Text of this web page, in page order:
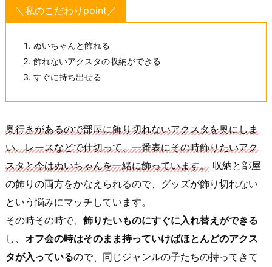
＼私のこだわりpoint／
ぬいちゃんと飾れる
飾れないアクスタの収納ができる
すぐに持ち出せる
奥行きがあるので部屋に飾り切れないアクスタを奥にしま
い、レースなどで仕切って、一番表にその時飾りたいアク
スタと今はぬいちゃんを一緒に飾っています。 収納と部屋
の飾りの両方をかなえられるので、グッズが飾り切れない
という悩みにマッチしています。
その時その時で、 飾りたいものにすぐに入れ替えができる
し、 オフ会の時はそのまま持っていけばほとんどのアクス
タが入っているので、同じジャンルの子たちの持ってきて